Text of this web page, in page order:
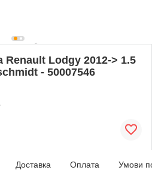
Renault Lodgy 2012-> 1.5
- 50007546
Доставка Оплата Умови